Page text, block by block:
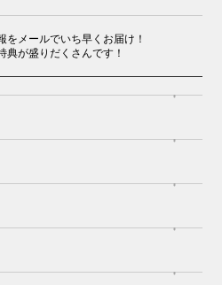
をメールでいち早くお届け！
典が盛りだくさんです！